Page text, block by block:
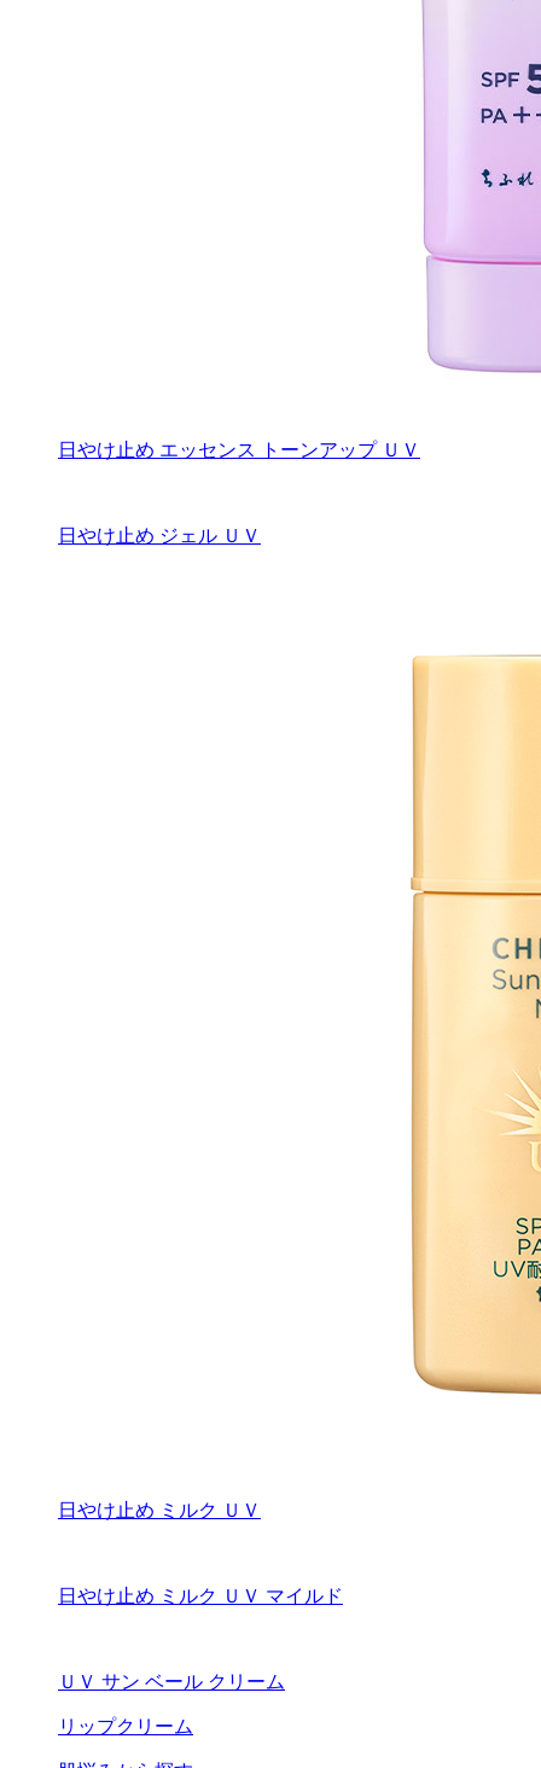
日やけ止め エッセンス トーンアップ ＵＶ
日やけ止め ジェル ＵＶ
日やけ止め ミルク ＵＶ
日やけ止め ミルク ＵＶ マイルド
ＵＶ サン ベール クリーム
リップクリーム